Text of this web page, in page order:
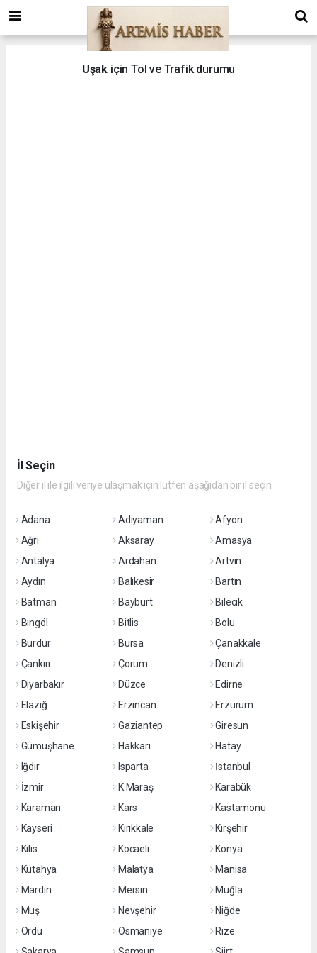
Uşak için Tol ve Trafik durumu
İl Seçin
Diğer il ile ilgili veriye ulaşmak için lütfen aşağıdan bir il seçin
Adana Adıyaman
Afyon
Ağrı
Aksaray
Amasya
Antalya
Ardahan
Artvin
Aydın
Balıkesir
Bartın
Batman
Bayburt
Bilecik
Bingöl
Bitlis
Bolu
Burdur
Bursa
Çanakkale
Çankırı
Çorum
Denizli
Diyarbakır
Düzce
Edirne
Elazığ
Erzincan
Erzurum
Eskişehir
Gaziantep
Giresun
Gümüşhane
Hakkari
Hatay
Iğdır
Isparta
İstanbul
İzmir
K.Maraş
Karabük
Karaman
Kars
Kastamonu
Kayseri
Kırıkkale
Kırşehir
Kilis
Kocaeli
Konya
Kütahya
Malatya
Manisa
Mardin
Mersin
Muğla
Muş
Nevşehir
Niğde
Ordu
Osmaniye
Rize